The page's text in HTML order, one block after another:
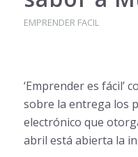
EMPRENDER FACIL
‘Emprender es fácil’
sobre la entrega los
electrónico que
abril está abierta la